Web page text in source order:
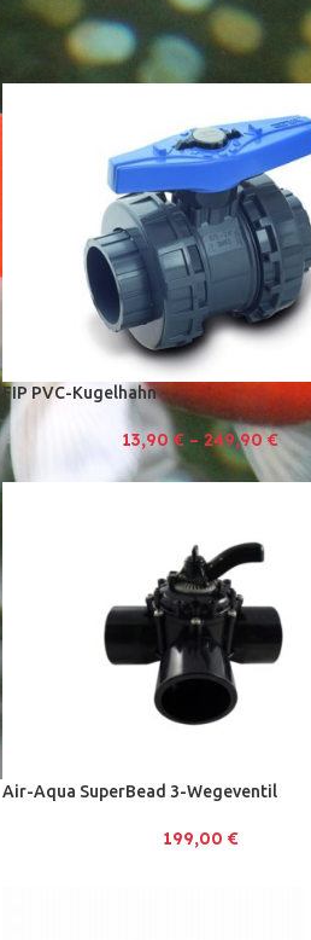
Startseite»Teichbau» Kugelhähne
FIP PVC-Kugelhahn
13,90€ –249,90€
Air-Aqua SuperBead 3-Wegeventil
199,00 €